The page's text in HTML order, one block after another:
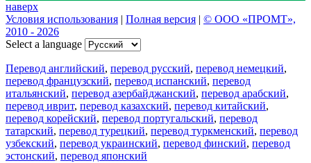
наверх
Условия использования | Полная версия | © ООО «ПРОМТ»,
2010 - 2026
Select a language
Перевод английский, перевод русский, перевод немецкий,
перевод французский, перевод испанский, перевод
итальянский, перевод азербайджанский, перевод арабский,
перевод иврит, перевод казахский, перевод китайский,
перевод корейский, перевод португальский, перевод
татарский, перевод турецкий, перевод туркменский, перевод
узбекский, перевод украинский, перевод финский, перевод
эстонский, перевод японский